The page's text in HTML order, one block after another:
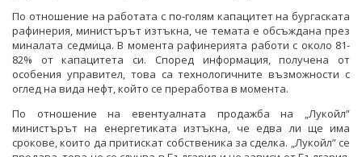
По отношение на работата с по-голям капацитет на бургаската
рафинерия, министърът изтъкна, че темата е обсъждана през
миналата седмица. В момента рафинерията работи с около 81-
82% от капацитета си. Според информация, получена от
особения управител, това са технологичните възможности с
оглед на вида нефт, който се преработва в момента.
По отношение на евентуалната продажба на „Лукойл”
министърът на енергетиката изтъкна, че едва ли ще има
срокове, които да притискат собственика за сделка. „Лукойл” се